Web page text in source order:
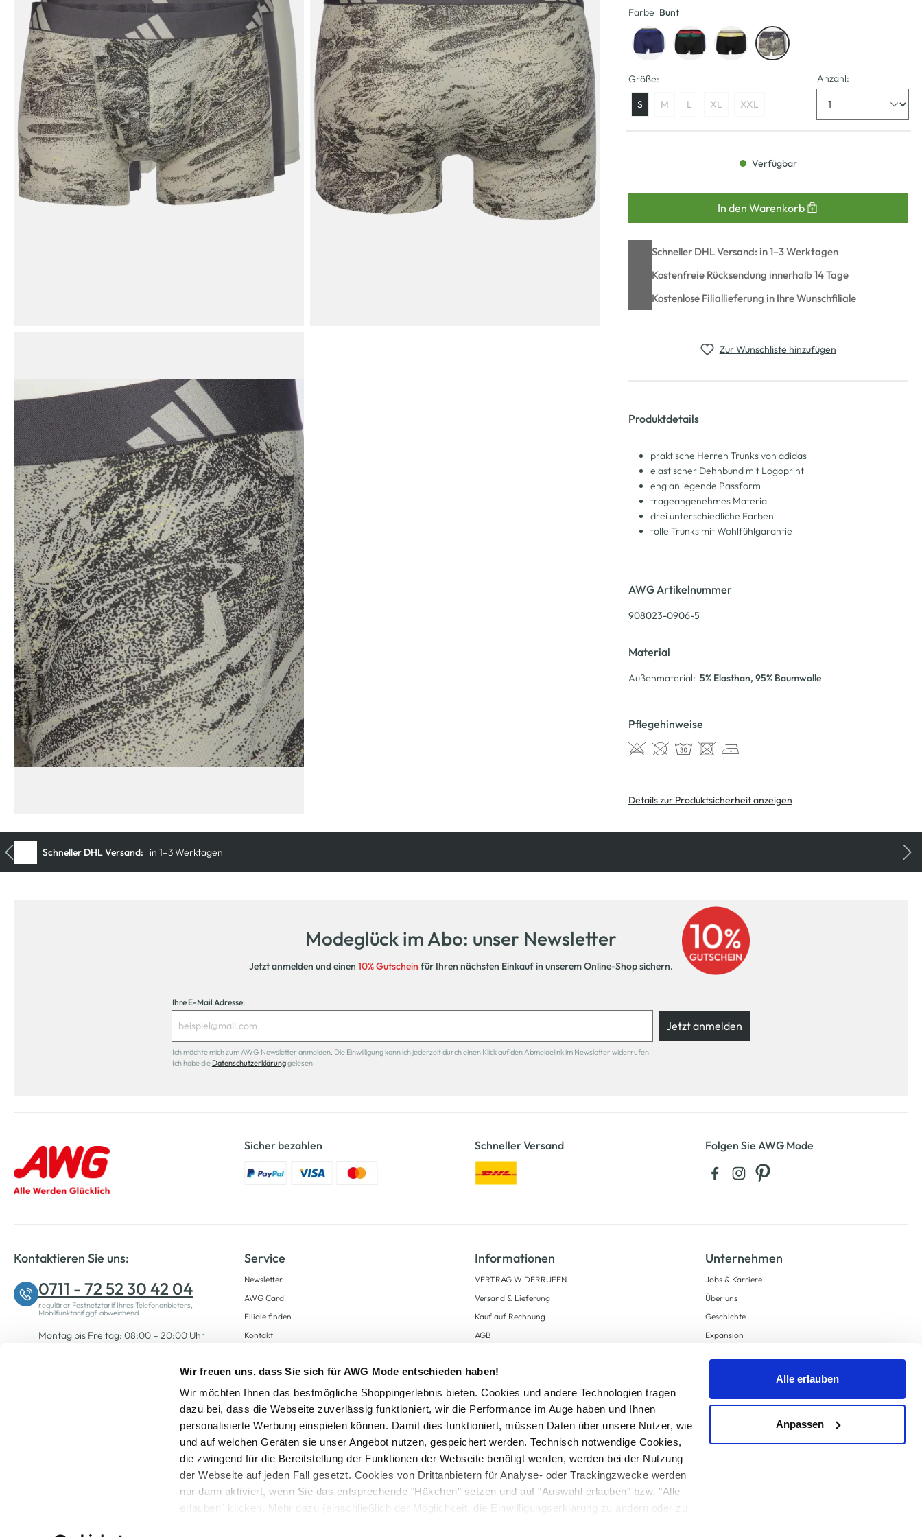
Wir freuen uns, dass Sie sich für AWG Mode entschieden haben!
Wir möchten Ihnen das bestmögliche Shoppingerlebnis bieten. Cookies und andere Technologien tragen
dazu bei, dass die Webseite zuverlässig funktioniert, wir die Performance im Auge haben und Ihnen
personalisierte Werbung einspielen können. Damit dies funktioniert, müssen Daten über unsere Nutzer, wie
und auf welchen Geräten sie unser Angebot nutzen, gespeichert werden. Technisch notwendige Cookies,
die zwingend für die Bereitstellung der Funktionen der Webseite benötigt werden, werden bei der Nutzung
der Webseite auf jeden Fall gesetzt. Cookies von Drittanbietern für Analyse- oder Trackingzwecke werden
nur dann aktiviert, wenn Sie das entsprechende "Häkchen" setzen und auf "Auswahl erlauben" bzw. "Alle
erlauben" klicken. Mehr dazu (einschließlich der Möglichkeit, die Einwilligungserklärung zu ändern oder zu
Alle erlauben
Anpassen
Farbe Bunt
Größe:
S M L XL XXL
Anzahl:
Verfügbar
In den Warenkorb
Schneller DHL Versand: in 1–3 Werktagen
Kostenfreie Rücksendung innerhalb 14 Tage
Kostenlose Filiallieferung in Ihre Wunschfiliale
Zur Wunschliste hinzufügen
Produktdetails
praktische Herren Trunks von adidas
elastischer Dehnbund mit Logoprint
eng anliegende Passform
trageangenehmes Material
drei unterschiedliche Farben
tolle Trunks mit Wohlfühlgarantie
AWG Artikelnummer
908023-0906-5
Material
Außenmaterial: 5% Elasthan, 95% Baumwolle
Pflegehinweise
Details zur Produktsicherheit anzeigen
Modeglück im Abo: unser Newsletter
Jetzt anmelden und einen 10% Gutschein für Ihren nächsten Einkauf in unserem Online-Shop sichern.
Ihre E-Mail Adresse:
Jetzt anmelden
Ich möchte mich zum AWG Newsletter anmelden. Die Einwilligung kann ich jederzeit durch einen Klick auf den Abmeldelink im Newsletter widerrufen.
Ich habe die Datenschutzerklärunggelesen.
Sicher bezahlen Schneller Versand Folgen Sie AWG Mode
Kontaktieren Sie uns:
0711 - 72 52 30 42 04
regulärer Festnetztarif Ihres Telefonanbieters,
Mobilfunktarif ggf. abweichend.
Montag bis Freitag: 08:00 – 20:00 Uhr
Service
Newsletter
AWG Card
Filiale finden
Kontakt
Informationen
VERTRAG WIDERRUFEN
Versand & Lieferung
Kauf auf Rechnung
AGB
Zahlungsarten
Datenschutz
AWG CARD Teilnahmebedingungen
Unternehmen
Jobs & Karriere
Über uns
Geschichte
Expansion
Barrierefreiheit
Alle Preise inkl. gesetzl. Mehrwertsteuer zzgl.